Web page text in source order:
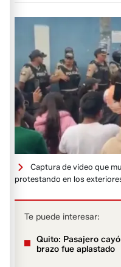
Captura de video que
protestando en los
Te puede interesar:
Quito: Pasajero
brazo fue aplastado